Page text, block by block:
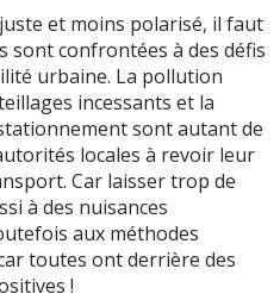
et moins polarisé, il faut
sont confrontées à des défis
urbaine. La pollution
incessants et la
sont autant de
locales à revoir leur
Car laisser trop de
à des nuisances
aux méthodes
toutes ont derrière des
!